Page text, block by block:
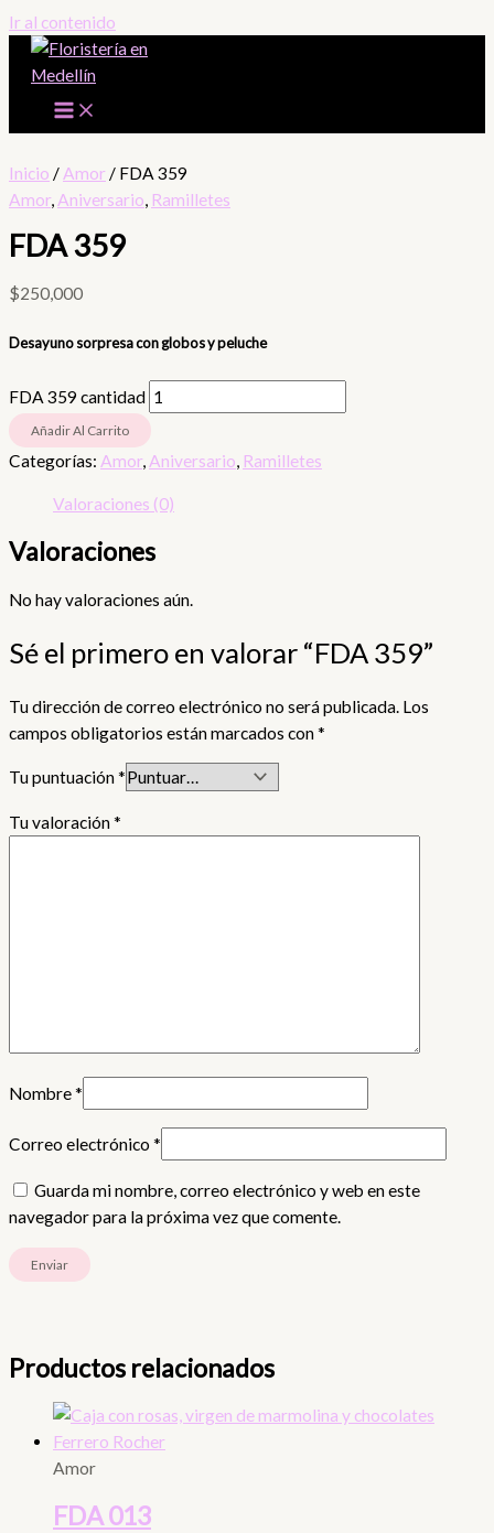
Ir al contenido
Inicio / Amor/ FDA 359
Amor, Aniversario, Ramilletes
FDA 359
$250,000
Desayuno sorpresa con globos y peluche
FDA 359 cantidad
Añadir Al Carrito
Categorías: Amor, Aniversario, Ramilletes
Valoraciones (0)
Valoraciones
No hay valoraciones aún.
Sé el primero en valorar “FDA 359”
Tu dirección de correo electrónico no será publicada. Los
campos obligatorios están marcados con*
Tu puntuación*
Tu valoración*
Nombre*
Correo electrónico *
Guarda mi nombre, correo electrónico y web en este
navegador para la próxima vez que comente.
Productos relacionados
Amor
FDA 013